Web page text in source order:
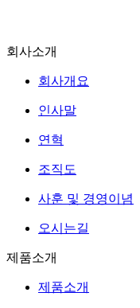
회사소개
회사개요
인사말
연혁
조직도
사훈 및 경영이념
오시는길
제품소개
제품소개